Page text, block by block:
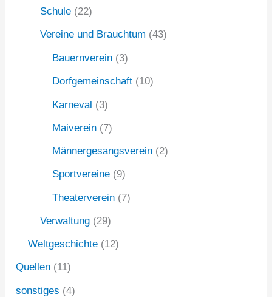
Schule (22)
Vereine und Brauchtum (43)
Bauernverein (3)
Dorfgemeinschaft (10)
Karneval (3)
Maiverein (7)
Männergesangsverein (2)
Sportvereine (9)
Theaterverein (7)
Verwaltung (29)
Weltgeschichte (12)
Quellen (11)
sonstiges (4)